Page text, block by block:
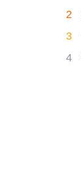
2
3
4